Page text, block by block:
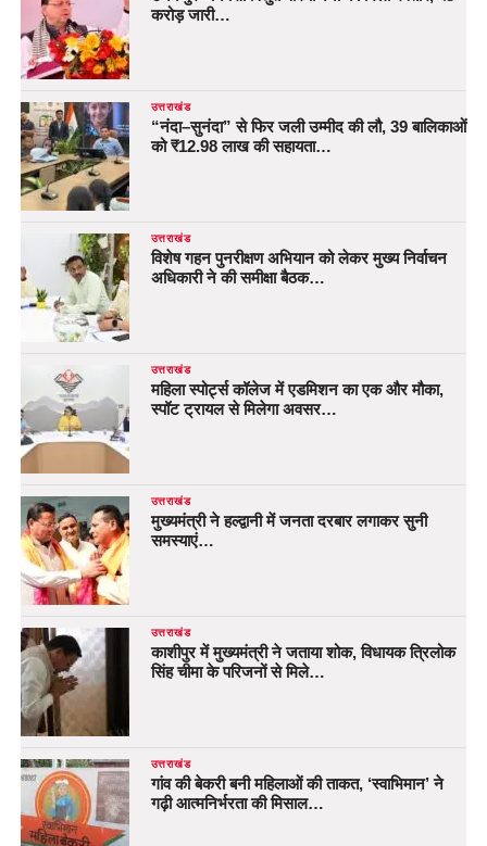
करोड़ जारी…
उत्तराखंड
“नंदा–सुनंदा” से फिर जली उम्मीद की लौ, 39 बालिकाओं
को ₹12.98 लाख की सहायता…
उत्तराखंड
विशेष गहन पुनरीक्षण अभियान को लेकर मुख्य निर्वाचन
अधिकारी ने की समीक्षा बैठक…
उत्तराखंड
महिला स्पोर्ट्स कॉलेज में एडमिशन का एक और मौका,
स्पॉट ट्रायल से मिलेगा अवसर…
उत्तराखंड
मुख्यमंत्री ने हल्द्वानी में जनता दरबार लगाकर सुनी
समस्याएं…
उत्तराखंड
काशीपुर में मुख्यमंत्री ने जताया शोक, विधायक त्रिलोक
सिंह चीमा के परिजनों से मिले…
उत्तराखंड
गांव की बेकरी बनी महिलाओं की ताकत, ‘स्वाभिमान’ ने
गढ़ी आत्मनिर्भरता की मिसाल…